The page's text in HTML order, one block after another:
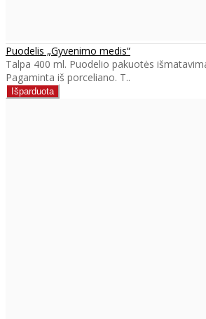
Puodelis „Gyvenimo medis“
Talpa 400 ml. Puodelio pakuotės
Pagaminta iš porceliano. T..